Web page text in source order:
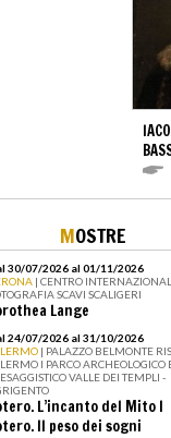
MOSTRE
30/07/2026 al 01/11/2026
| CENTRO
SCAVI SCALIGERI
Lange
24/07/2026 al 31/10/2026
| PALAZZO BELMONTE
I PARCO ARCHEOLOGICO
VALLE DEI TEMPLI -
L’incanto del Mito I
Il peso dei sogni